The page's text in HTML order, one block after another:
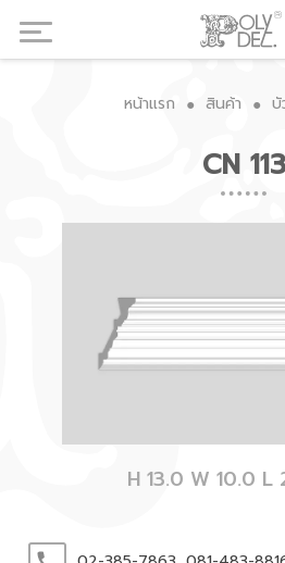
หน้าแรก ● สินค้า ● บั
CN 113
H 13.0 W 10.0 L